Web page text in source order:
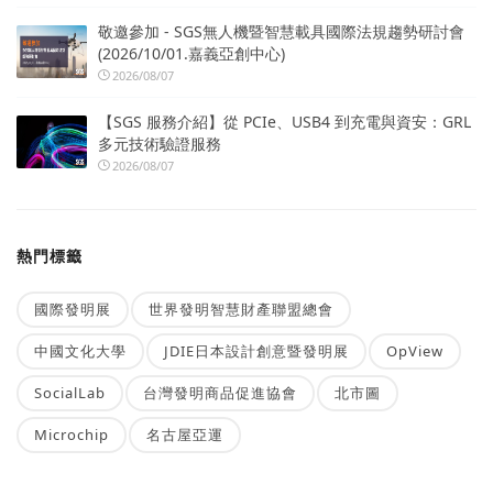
敬邀參加 - SGS無人機暨智慧載具國際法規趨勢研討會
(2026/10/01.嘉義亞創中心)
2026/08/07
【SGS 服務介紹】從 PCIe、USB4 到充電與資安：GRL
多元技術驗證服務
2026/08/07
熱門標籤
國際發明展 世界發明智慧財產聯盟總會
中國文化大學 JDIE日本設計創意暨發明展 OpView
SocialLab 台灣發明商品促進協會 北市圖
Microchip 名古屋亞運